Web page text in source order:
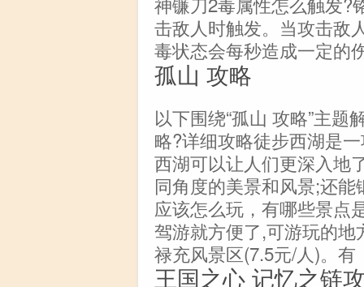
击敌人时触发。当攻击敌
毒状态会每秒造成一定的
孤山 攻略
以下围绕“孤山 攻略”主
略?详细攻略徒步西湖是
西湖可以让人们更深入地
同角度的美景和风景;还
应该怎么玩，有哪些景点
驾游就方便了,可游玩的
禄充风景区(7.5元/人)。有
王国之心 记忆之链